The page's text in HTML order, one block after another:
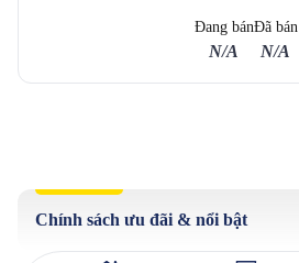
Đang bán
N/A
Đã bán
N/A
Chính sách ưu đãi & nổi bật